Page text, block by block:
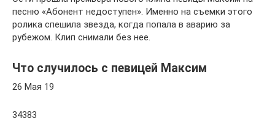
песню «Абонент недоступен». Именно на съемки этого
ролика спешила звезда, когда попала в аварию за
рубежом. Клип снимали без нее.
Что случилось с певицей Максим
26 Мая 19
34383